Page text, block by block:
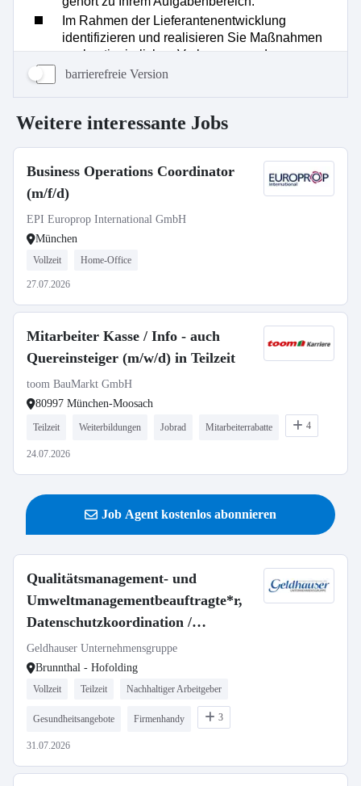
barrierefreie Version
Weitere interessante Jobs
Business Operations Coordinator
(m/f/d)
EPI Europrop International GmbH
München
Vollzeit Home-Office
27.07.2026
Mitarbeiter Kasse / Info - auch
Quereinsteiger (m/w/d) in Teilzeit
toom BauMarkt GmbH
80997 München-Moosach
Teilzeit Weiterbildungen Jobrad Mitarbeiterrabatte 4
24.07.2026
Job Agent kostenlos abonnieren
Qualitätsmanagement- und
Umweltmanagementbeauftragte*r,
Datenschutzkoordination /
Arbeitssicherheitskoordination
(m/w/d) Vollzeit / Teilzeit / Minijob
Geldhauser Unternehmensgruppe
Brunnthal - Hofolding
Vollzeit Teilzeit Nachhaltiger Arbeitgeber
Gesundheitsangebote Firmenhandy 3
31.07.2026